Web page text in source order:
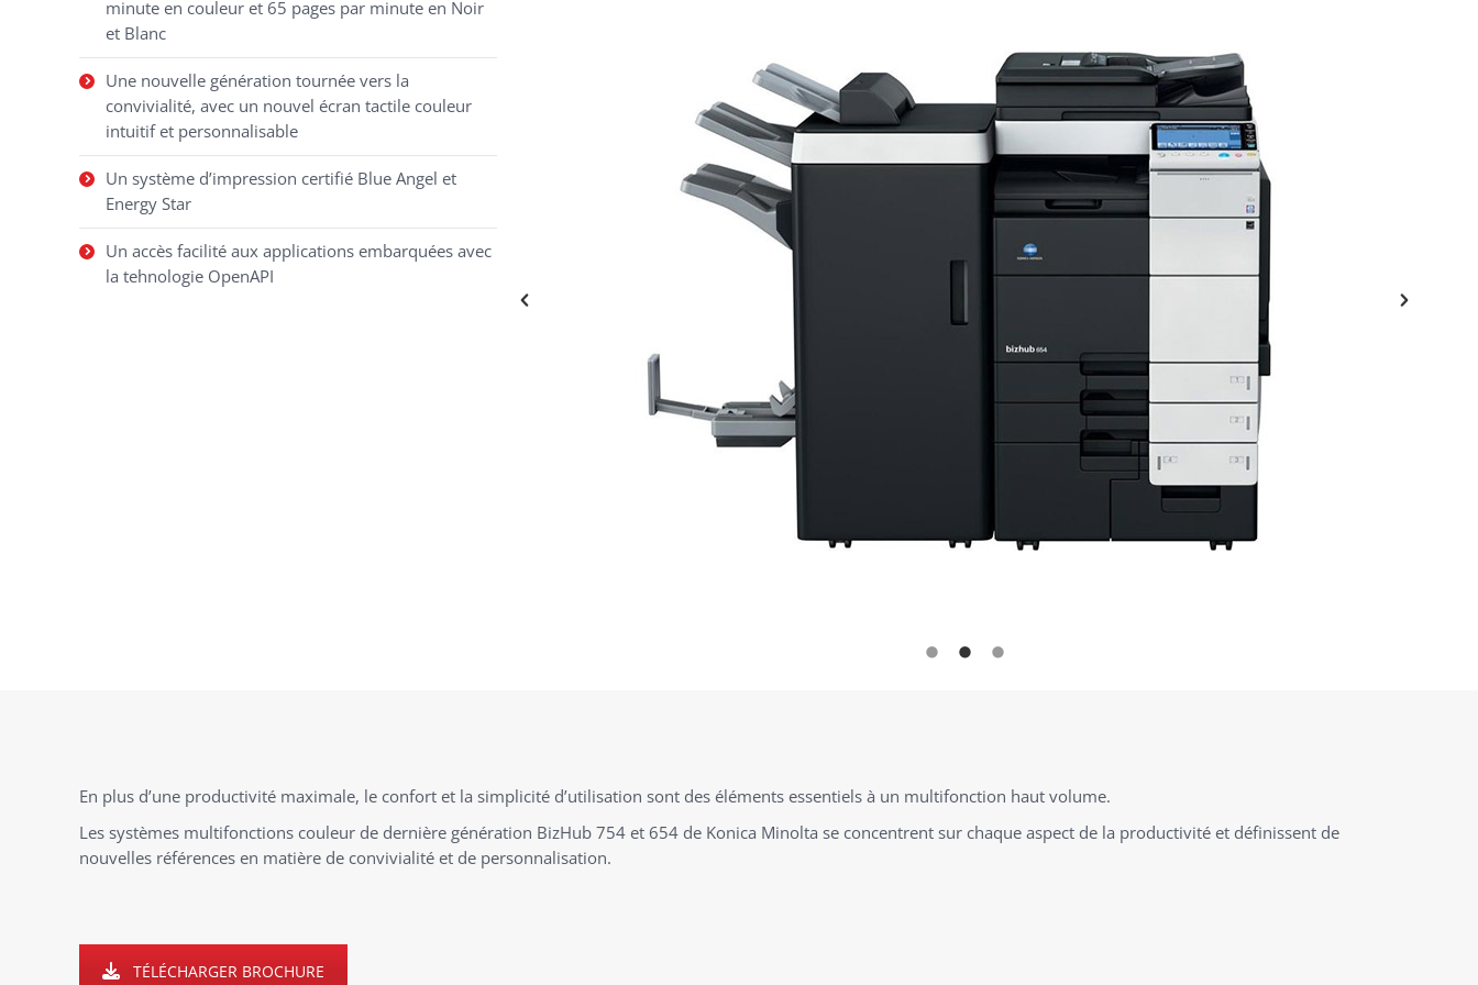
minute en couleur et 65 pages par minute en Noir
et Blanc
Une nouvelle génération tournée vers la
convivialité, avec un nouvel écran tactile couleur
intuitif et personnalisable
Un système d’impression certifié Blue Angel et
Energy Star
Un accès facilité aux applications embarquées avec
la tehnologie OpenAPI
En plus d’une productivité maximale, le confort et la simplicité d’utilisation sont des éléments essentiels à un multifonction haut volume.
Les systèmes multifonctions couleur de dernière génération BizHub 754 et 654 de Konica Minolta se concentrent sur chaque aspect de la productivité et définissent de
nouvelles références en matière de convivialité et de personnalisation.
TÉLÉCHARGER BROCHURE